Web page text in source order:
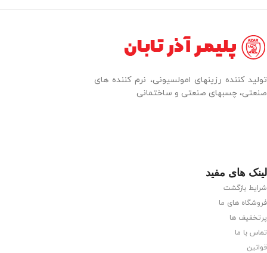
تولید کننده رزینهای امولسیونی، نرم کننده های
صنعتی، چسبهای صنعتی و ساختمانی
لینک های مفید
شرایط بازگشت
فروشگاه های ما
پرتخفیف ها
تماس با ما
قوانین